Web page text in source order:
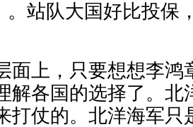
。站队大国好比投保
面上，只要想想李鸿
解各国的选择了。北
打仗的。北洋海军只